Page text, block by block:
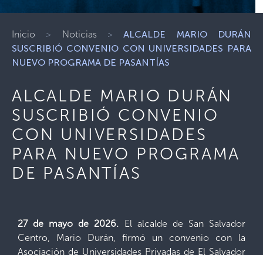
Inicio > Noticias>ALCALDE MARIO DURÁN
SUSCRIBIÓ CONVENIO CON UNIVERSIDADES PARA
NUEVO PROGRAMA DE PASANTÍAS
ALCALDE MARIO DURÁN
SUSCRIBIÓ CONVENIO
CON UNIVERSIDADES
PARA NUEVO PROGRAMA
DE PASANTÍAS
27 de mayo de 2026. El alcalde de San Salvador
Centro, Mario Durán, firmó un convenio con la
Asociación de Universidades Privadas de El Salvador